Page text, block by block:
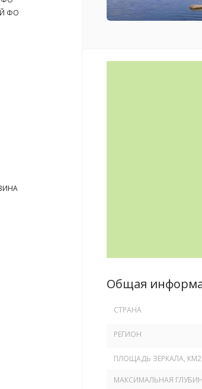
ФО
Общая
СТРАНА
РЕГИОН
ПЛОЩАДЬ ЗЕРКАЛА, КМ2
МАКСИМАЛЬНАЯ